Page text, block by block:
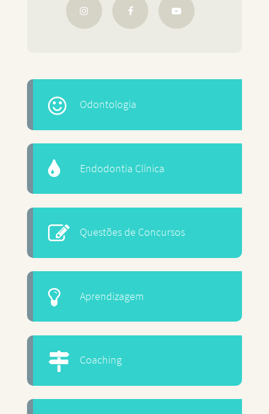
Odontologia
Endodontia Clínica
Questões de Concursos
Aprendizagem
Coaching